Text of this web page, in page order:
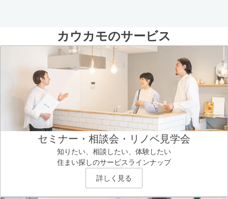
カウカモのサービス
セミナー・相談会・リノベ見学会
知りたい、相談したい、体験したい
住まい探しのサービスラインナップ
詳しく見る